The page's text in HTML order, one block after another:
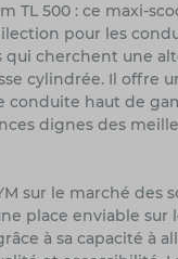
TL 500 : ce maxi-
pour les
cherchent une
cylindrée. Il offre
conduite haut de
dignes des
sur le marché des
place enviable sur
à sa capacité à